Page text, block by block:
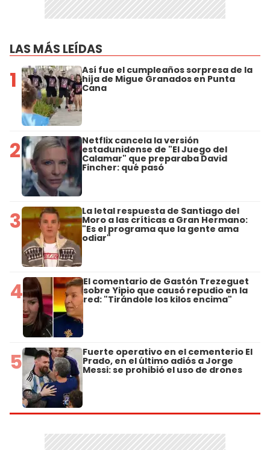
LAS MÁS LEÍDAS
1 Así fue el cumpleaños sorpresa de la
hija de Migue Granados en Punta
Cana
2 Netflix cancela la versión
estadunidense de "El Juego del
Calamar" que preparaba David
Fincher: qué pasó
3 La letal respuesta de Santiago del
Moro a las críticas a Gran Hermano:
"Es el programa que la gente ama
odiar"
4 El comentario de Gastón Trezeguet
sobre Yipio que causó repudio en la
red: "Tirándole los kilos encima"
5 Fuerte operativo en el cementerio El
Prado, en el último adiós a Jorge
Messi: se prohibió el uso de drones